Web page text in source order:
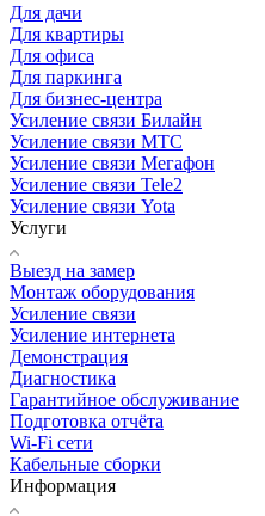
Для дачи
Для квартиры
Для офиса
Для паркинга
Для бизнес-центра
Усиление связи Билайн
Усиление связи МТС
Усиление связи Мегафон
Усиление связи Tele2
Усиление связи Yota
Услуги
Выезд на замер
Монтаж оборудования
Усиление связи
Усиление интернета
Демонстрация
Диагностика
Гарантийное обслуживание
Подготовка отчёта
Wi-Fi сети
Кабельные сборки
Информация